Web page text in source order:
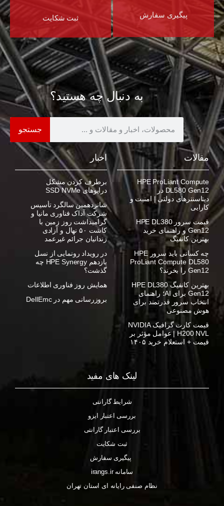
پیگیری سفارش ثبت شکایت
به دنبال چه هستید؟
جستجو
مقالات
HPE ProLiant Compute
DL580 Gen12 در
دیتاسنترهای دولتی | امنیت و
کارایی
قیمت سرور HPE DL380
Gen12 و راهنمای خرید
بهترین کانفیگ
چه کسانی باید سرور HPE
ProLiant Compute DL580
Gen12 را بخرند؟
بهترین کانفیگ HPE DL380
Gen12 برای AI؛ راهنمای
انتخاب سرور قدرتمند برای
هوش مصنوعی
قیمت کارت گرافیک NVIDIA
H200 NVL | عوامل مؤثر بر
قیمت + استعلام خرید ۱۴۰۵
اخبار
برطرف کردن مشکل
درایوهای SSD NVMe
شانزدهمین سالگرد تأسیس
شرکت آداک فناوری مانیا و
گرامیداشت روز زمین با
کاشت ۵۰ نهال و آزادی
زندانیان جرائم غیرعمد
در رویداد رونمایی از نسل
یازدهم HPE Synergy چه
گذشت؟
همایش روز فناوری اطلاعات
بروزرسانی مهم در DellEmc
لینک های مفید
شرایط گارانتی
بررسی اعتبار ایزو
بررسی اعتبار گارانتی
ثبت شکایت
پیگیری سفارش
سامانه irangs.ir
نظام صنفی رایانه ای استان تهران